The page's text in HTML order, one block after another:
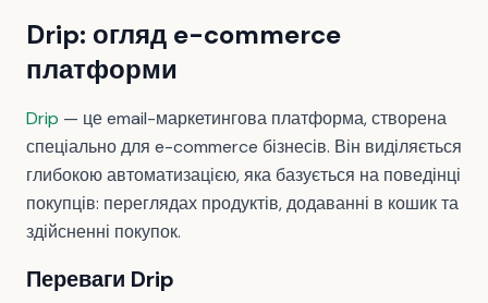
Drip: огляд e-commerce
платформи
Drip — це email-маркетингова платформа, створена
спеціально для e-commerce бізнесів. Він виділяється
глибокою автоматизацією, яка базується на поведінці
покупців: переглядах продуктів, додаванні в кошик та
здійсненні покупок.
Переваги Drip